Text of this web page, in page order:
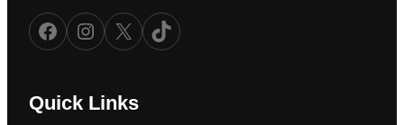
Facebook Instagram X TikTok
Quick Links